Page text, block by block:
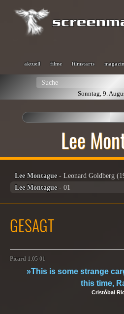
aktuell filme filmstarts magazin
Sonntag, 9.
Lee
Lee Montague- Leonard Goldberg
Lee Montague- 01
GESAGT
Picard 1.05 01
»This is some strange
this time,
Cristóbal